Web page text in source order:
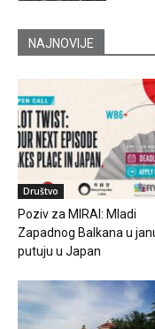
NAJNOVIJE
Društvo
Poziv za MIRAI: Mladi
Zapadnog Balkana u
putuju u Japan